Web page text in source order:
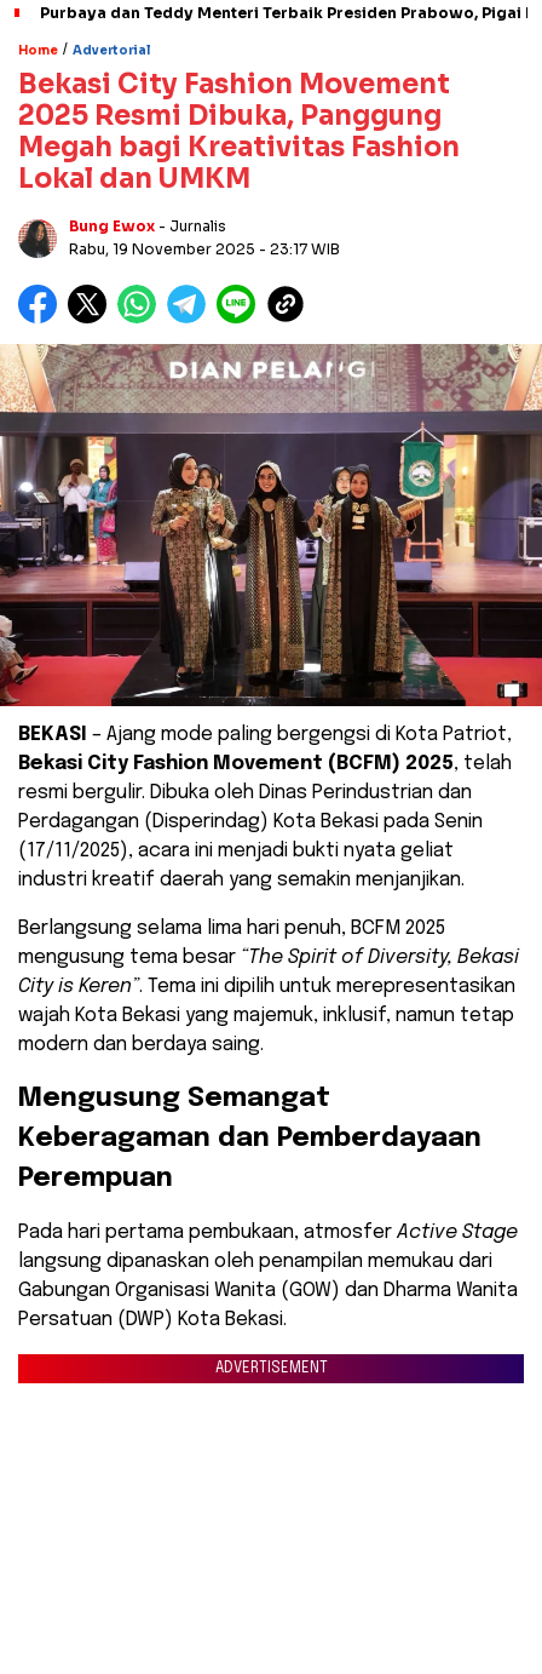
Purbaya dan Teddy Menteri Terbaik Presiden Prabowo, Pigai
Home / Advertorial
Bekasi City Fashion Movement
2025 Resmi Dibuka, Panggung
Megah bagi Kreativitas Fashion
Lokal dan UMKM
Bung Ewox - Jurnalis
Rabu, 19 November 2025 - 23:17 WIB
BEKASI – Ajang mode paling bergengsi di Kota Patriot,
Bekasi City Fashion Movement (BCFM) 2025, telah
resmi bergulir. Dibuka oleh Dinas Perindustrian dan
Perdagangan (Disperindag) Kota Bekasi pada Senin
(17/11/2025), acara ini menjadi bukti nyata geliat
industri kreatif daerah yang semakin menjanjikan.
​Berlangsung selama lima hari penuh, BCFM 2025
mengusung tema besar “The Spirit of Diversity, Bekasi
City is Keren”. Tema ini dipilih untuk merepresentasikan
wajah Kota Bekasi yang majemuk, inklusif, namun tetap
modern dan berdaya saing.
​Mengusung Semangat
Keberagaman dan Pemberdayaan
Perempuan
​Pada hari pertama pembukaan, atmosfer Active Stage
langsung dipanaskan oleh penampilan memukau dari
Gabungan Organisasi Wanita (GOW) dan Dharma Wanita
Persatuan (DWP) Kota Bekasi.
ADVERTISEMENT